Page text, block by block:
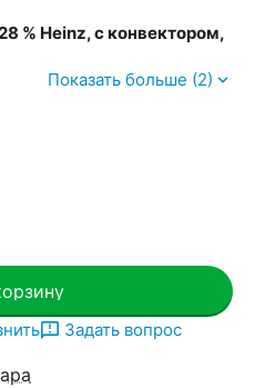
% Heinz, с конвектором,
Показать больше (2)
Задать вопрос